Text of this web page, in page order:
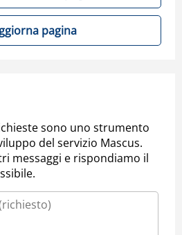
pagina
sono uno strumento
del servizio Mascus.
messaggi e rispondiamo il